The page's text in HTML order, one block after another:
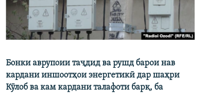
Бонки аврупоии таҷдид ва рушд барои нав
кардани иншоотҳои энергетикӣ дар шаҳри
Кӯлоб ва кам кардани талафоти барқ, ба